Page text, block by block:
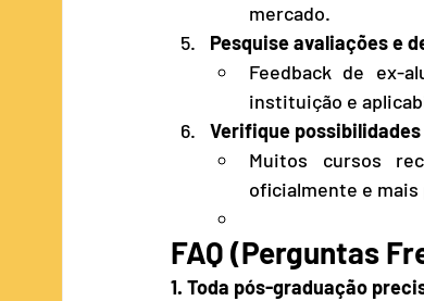
mercado.
Pesquise avaliações e
Feedback de ex-
instituição e
Verifique
Muitos cursos
oficialmente e
FAQ (Perguntas
1. Toda pós-graduação